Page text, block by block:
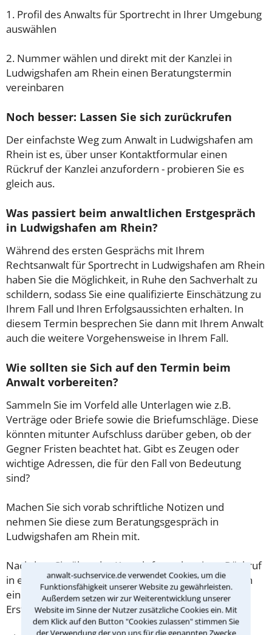
anwalt-suchservice.de verwendet Cookies, um die
Funktionsfähigkeit unserer Website zu gewährleisten.
Außerdem setzen wir zur Weiterentwicklung unserer
Website im Sinne der Nutzer zusätzliche Cookies ein. Mit
dem Klick auf den Button "Cookies zulassen" stimmen Sie
der Verwendung der von uns für die genannten Zwecke
1. Profil des Anwalts für Sportrecht in Ihrer Umgebung
auswählen
2. Nummer wählen und direkt mit der Kanzlei in
Ludwigshafen am Rhein einen Beratungstermin
vereinbaren
Noch besser: Lassen Sie sich zurückrufen
Der einfachste Weg zum Anwalt in Ludwigshafen am
Rhein ist es, über unser Kontaktformular einen
Rückruf der Kanzlei anzufordern - probieren Sie es
gleich aus.
Was passiert beim anwaltlichen Erstgespräch
in Ludwigshafen am Rhein?
Während des ersten Gesprächs mit Ihrem
Rechtsanwalt für Sportrecht in Ludwigshafen am Rhein
haben Sie die Möglichkeit, in Ruhe den Sachverhalt zu
schildern, sodass Sie eine qualifizierte Einschätzung zu
Ihrem Fall und Ihren Erfolgsaussichten erhalten. In
diesem Termin besprechen Sie dann mit Ihrem Anwalt
auch die weitere Vorgehensweise in Ihrem Fall.
Wie sollten sie Sich auf den Termin beim
Anwalt vorbereiten?
Sammeln Sie im Vorfeld alle Unterlagen wie z.B.
Verträge oder Briefe sowie die Briefumschläge. Diese
könnten mitunter Aufschluss darüber geben, ob der
Gegner Fristen beachtet hat. Gibt es Zeugen oder
wichtige Adressen, die für den Fall von Bedeutung
sind?
Machen Sie sich vorab schriftliche Notizen und
nehmen Sie diese zum Beratungsgespräch in
Ludwigshafen am Rhein mit.
Nachdem Sie über das Kontaktformular einen Rückruf
in einer Kanzlei angefordert haben, stellen wir Ihnen
eine Checkliste zur Verfügung, mit der Sie das
Erstgespräch ausreichend vorbereiten können.